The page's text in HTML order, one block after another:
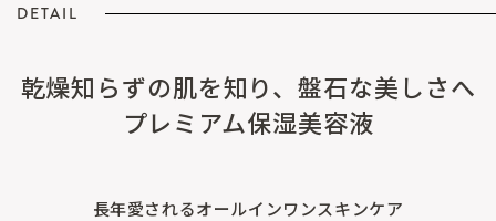
DETAIL
乾燥知らずの肌を知り、盤石な美しさへ
プレミアム保湿美容液
長年愛されるオールインワンスキンケア